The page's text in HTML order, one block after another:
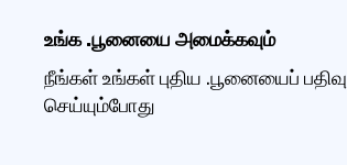
உங்க .பூனையை அமைக்கவும்
நீங்கள் உங்கள் புதிய .பூனையைப் பதிவு
செய்யும்போது